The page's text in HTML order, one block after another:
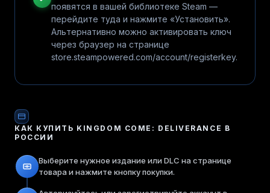
появятся в вашей библиотеке Steam —
перейдите туда и нажмите «Установить».
Альтернативно можно активировать ключ
через браузер на странице
store.steampowered.com/account/registerkey.
КАК КУПИТЬ KINGDOM COME: DELIVERANCE В
РОССИИ
Выберите нужное издание или DLC на странице
товара и нажмите кнопку покупки.